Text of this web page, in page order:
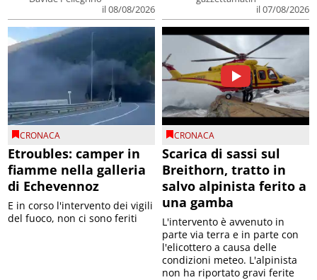
il 08/08/2026
il 07/08/2026
CRONACA
Etroubles: camper in
fiamme nella galleria
di Echevennoz
E in corso l'intervento dei vigili
del fuoco, non ci sono feriti
CRONACA
Scarica di sassi sul
Breithorn, tratto in
salvo alpinista ferito a
una gamba
L'intervento è avvenuto in
parte via terra e in parte con
l'elicottero a causa delle
condizioni meteo. L'alpinista
non ha riportato gravi ferite